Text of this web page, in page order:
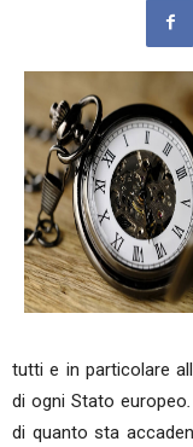
tutti e in particolare
di ogni Stato europeo.
di quanto sta